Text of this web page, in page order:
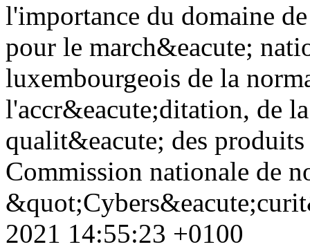
l'importance du domaine
pour le march&eacute;
luxembourgeois de la
l'accr&eacute;ditation, de
qualit&eacute; des
Commission nationale de
2021 14:55:23 +0100